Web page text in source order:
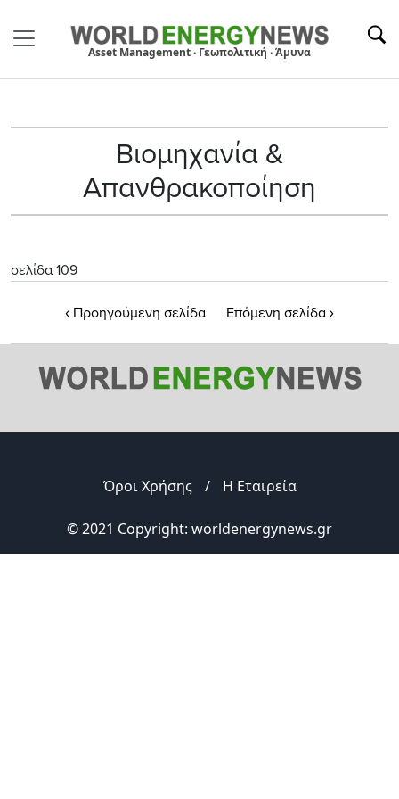
Asset Management · Γεωπολιτική · Άμυνα
Βιομηχανία &
Απανθρακοποίηση
σελίδα 109
‹ Προηγούμενη σελίδα Επόμενη σελίδα›
Όροι Χρήσης / Η Εταιρεία
© 2021 Copyright: worldenergynews.gr